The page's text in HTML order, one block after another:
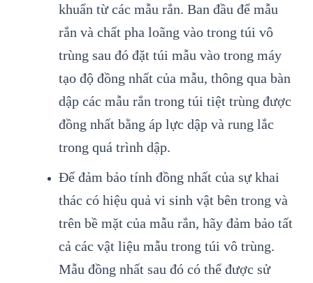
khuẩn từ các mẫu rắn. Ban đầu để mẫu
rắn và chất pha loãng vào trong túi vô
trùng sau đó đặt túi mẫu vào trong máy
tạo độ đồng nhất của mẫu, thông qua bàn
dập các mẫu rắn trong túi tiệt trùng được
đồng nhất bằng áp lực dập và rung lắc
trong quá trình dập.
Để đảm bảo tính đồng nhất của sự khai
thác có hiệu quả vi sinh vật bên trong và
trên bề mặt của mẫu rắn, hãy đảm bảo tất
cả các vật liệu mẫu trong túi vô trùng.
Mẫu đồng nhất sau đó có thể được sử